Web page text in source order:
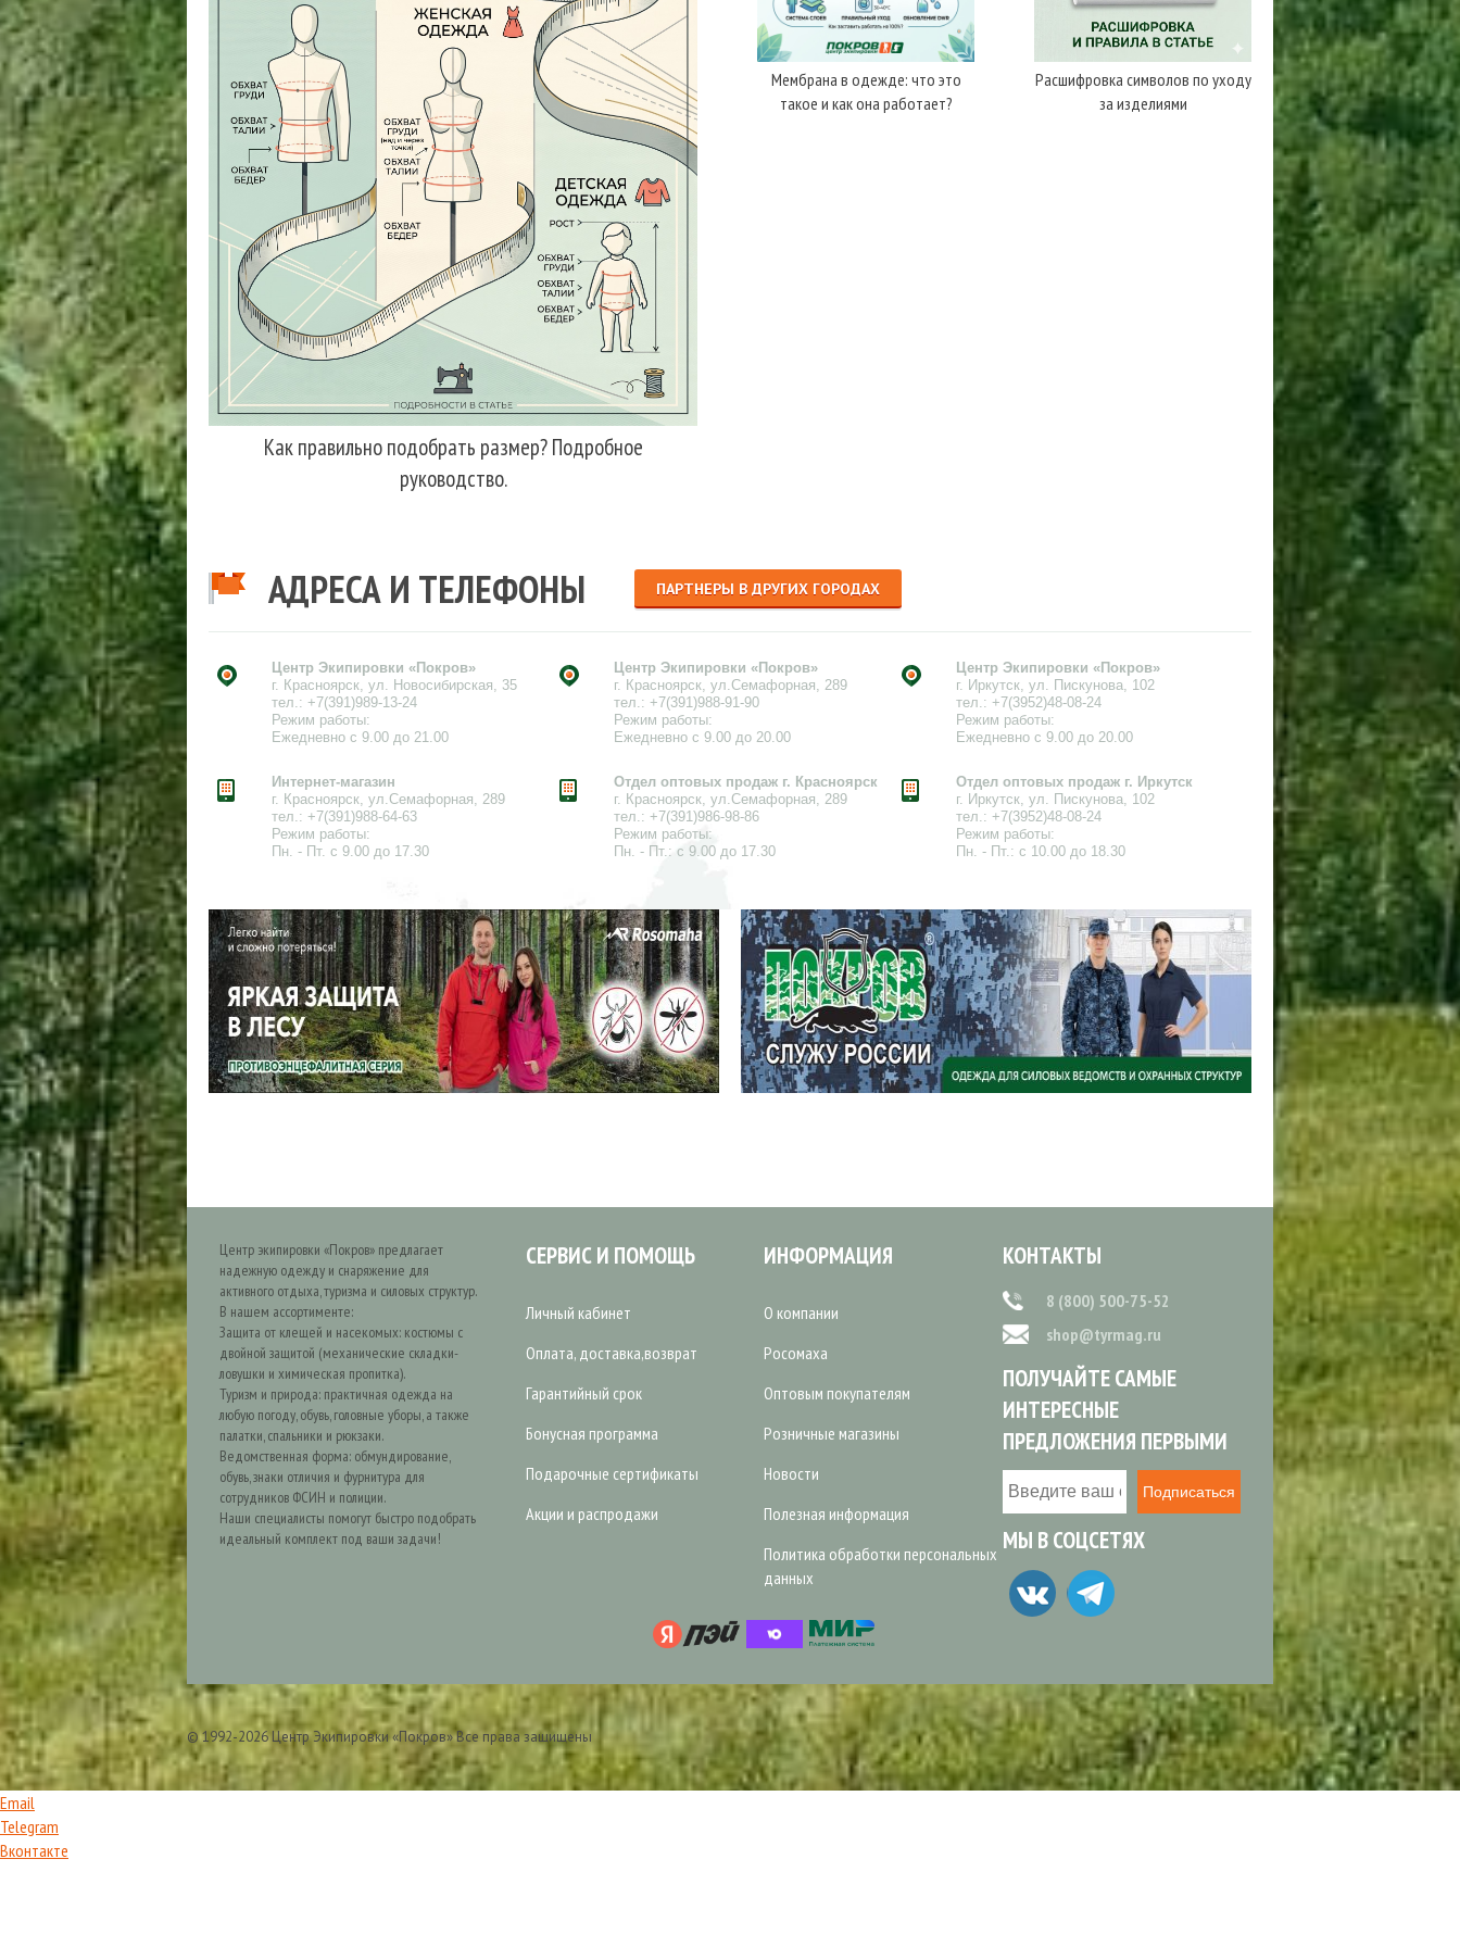
Как правильно подобрать размер? Подробное
руководство.
Мембрана в одежде: что это
такое и как она работает?
Расшифровка символов по уходу
за изделиями
АДРЕСА И ТЕЛЕФОНЫ ПАРТНЕРЫ В ДРУГИХ ГОРОДАХ
Центр Экипировки «Покров»
г. Красноярск, ул. Новосибирская, 35
тел.: +7(391)989-13-24
Режим работы:
Ежедневно с 9.00 до 21.00
Центр Экипировки «Покров»
г. Красноярск, ул.Семафорная, 289
тел.: +7(391)988-91-90
Режим работы:
Ежедневно с 9.00 до 20.00
Центр Экипировки «Покров»
г. Иркутск, ул. Пискунова, 102
тел.: +7(3952)48-08-24
Режим работы:
Ежедневно с 9.00 до 20.00
Интернет-магазин
г. Красноярск, ул.Семафорная, 289
тел.: +7(391)988-64-63
Режим работы:
Пн. - Пт. с 9.00 до 17.30
Отдел оптовых продаж г. Красноярск
г. Красноярск, ул.Семафорная, 289
тел.: +7(391)986-98-86
Режим работы:
Пн. - Пт.: с 9.00 до 17.30
Отдел оптовых продаж г. Иркутск
г. Иркутск, ул. Пискунова, 102
тел.: +7(3952)48-08-24
Режим работы:
Пн. - Пт.: с 10.00 до 18.30
Центр экипировки «Покров» предлагает
надежную одежду и снаряжение для
активного отдыха, туризма и силовых структур.
В нашем ассортименте:
Защита от клещей и насекомых: костюмы с
двойной защитой (механические складки-
ловушки и химическая пропитка).
Туризм и природа: практичная одежда на
любую погоду, обувь, головные уборы, а также
палатки, спальники и рюкзаки.
Ведомственная форма: обмундирование,
обувь, знаки отличия и фурнитура для
сотрудников ФСИН и полиции.
Наши специалисты помогут быстро подобрать
идеальный комплект под ваши задачи!
СЕРВИС И ПОМОЩЬ
Личный кабинет
Оплата, доставка,возврат
Гарантийный срок
Бонусная программа
Подарочные сертификаты
Акции и распродажи
ИНФОРМАЦИЯ
О компании
Росомаха
Оптовым покупателям
Розничные магазины
Новости
Полезная информация
Политика обработки персональных
данных
КОНТАКТЫ
8 (800) 500-75-52
shop@tyrmag.ru
ПОЛУЧАЙТЕ САМЫЕ
ИНТЕРЕСНЫЕ
ПРЕДЛОЖЕНИЯ ПЕРВЫМИ
Подписаться
МЫ В СОЦСЕТЯХ
© 1992-2026 Центр Экипировки «Покров» Все права защищены
Email
Telegram
Вконтакте